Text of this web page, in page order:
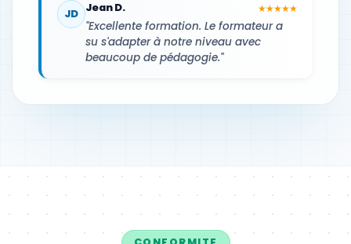
JD Jean D. ★★★★★
"Excellente formation. Le formateur a
su s'adapter à notre niveau avec
beaucoup de pédagogie."